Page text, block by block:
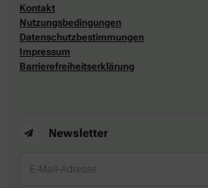
Kontakt
Nutzungsbedingungen
Datenschutzbestimmungen
Impressum
Barrierefreiheitserklärung
Newsletter